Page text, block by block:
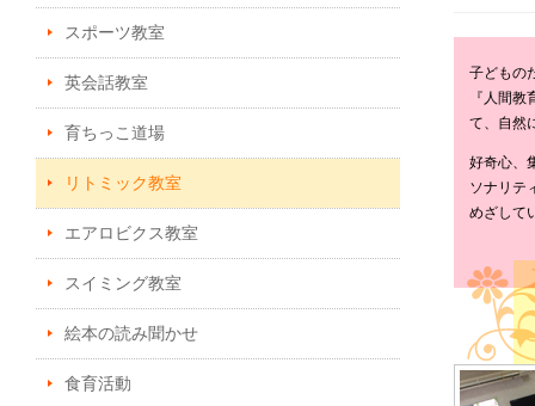
スポーツ教室
英会話教室
育ちっこ道場
リトミック教室
エアロビクス教室
スイミング教室
絵本の読み聞かせ
食育活動
子どもの
『人間
て、自然
好奇心、
ソナリテ
めざして